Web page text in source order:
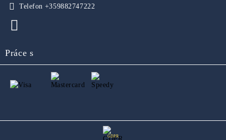
Telefon +359882747222
Práce s
GDPR